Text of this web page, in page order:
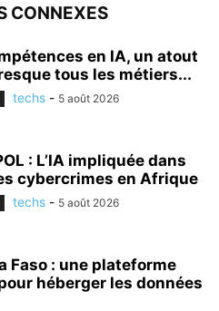
CONNEXES
en IA, un atout
tous les métiers...
techs - 5 août 2026
: L’IA impliquée dans
cybercrimes en Afrique
techs - 5 août 2026
Faso : une plateforme
héberger les données